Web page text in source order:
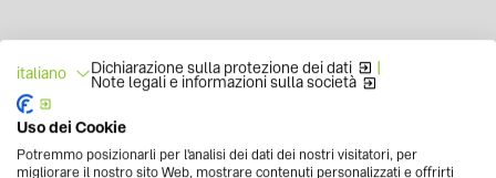
italiano Dichiarazione sulla protezione dei dati |
Note legali e informazioni sulla società
Uso dei Cookie
Potremmo posizionarli per l'analisi dei dati dei nostri visitatori, per
migliorare il nostro sito Web, mostrare contenuti personalizzati e offrirti